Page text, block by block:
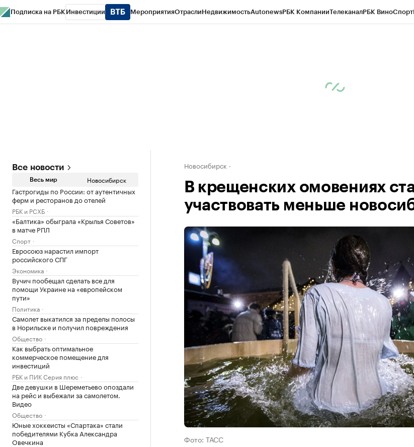
Подписка на РБК Инвестиции МероприятияОтраслиНедвижимостьAutonewsРБК КомпанииТелеканалРБК ВиноСпорт
Все новости
Весь мир Новосибирск
Гастрогиды по России: от аутентичных
ферм и ресторанов до отелей
РБК и РСХБ
«Балтика» обыграла «Крылья Советов»
в матче РПЛ
Спорт
Евросоюз нарастил импорт
российского СПГ
Экономика
Вучич пообещал сделать все для
помощи Украине на «европейском
пути»
Политика
Самолет выкатился за пределы полосы
в Норильске и получил повреждения
Общество
Как выбрать оптимальное
коммерческое помещение для
инвестиций
РБК и ПИК Серия плюс
Две девушки в Шереметьево опоздали
на рейс и выбежали за самолетом.
Видео
Общество
Юные хоккеисты «Спартака» стали
победителями Кубка Александра
Овечкина
Новосибирск
В крещенских омовениях
участвовать меньше
Фото: ТАСС